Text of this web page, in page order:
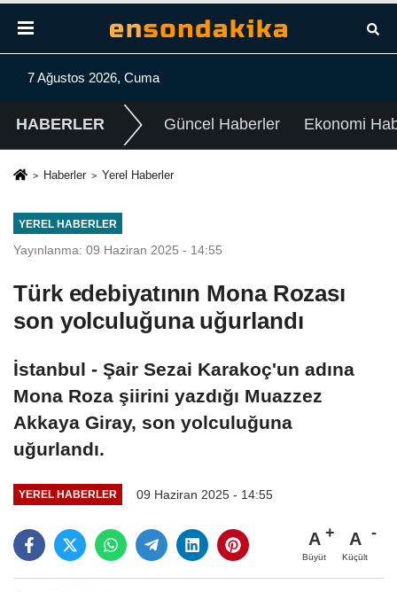
7 Ağustos 2026, Cuma
HABERLER Güncel Haberler Ekonomi
Haberler Yerel Haberler
YEREL HABERLER
Yayınlanma: 09 Haziran 2025 - 14:55
Türk edebiyatının Mona Rozası
son yolculuğuna uğurlandı
İstanbul - Şair Sezai Karakoç'un adına
Mona Roza şiirini yazdığı Muazzez
Akkaya Giray, son yolculuğuna
uğurlandı.
YEREL HABERLER 09 Haziran 2025 - 14:55
A
Büyüt
A
Küçült